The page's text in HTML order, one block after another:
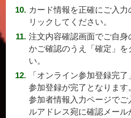
カード情報を正確にご入力
リックしてください。
注文内容確認画面でご自
かご確認のうえ「確定」を
い。
「オンライン参加登録完了
参加登録が完了となります
参加者情報入力ページで
ルアドレス宛に確認メー